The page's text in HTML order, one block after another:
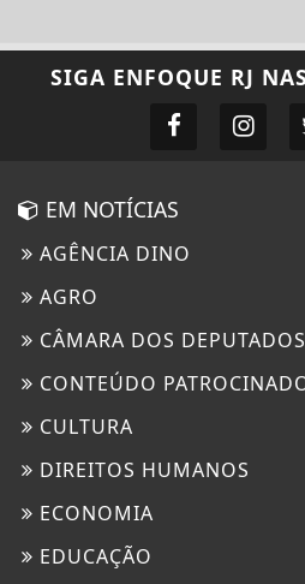
SIGA ENFOQUE RJ
EM NOTÍCIAS
AGÊNCIA DINO
AGRO
CÂMARA DOS DEPUTADOS
CONTEÚDO
CULTURA
DIREITOS HUMANOS
ECONOMIA
EDUCAÇÃO